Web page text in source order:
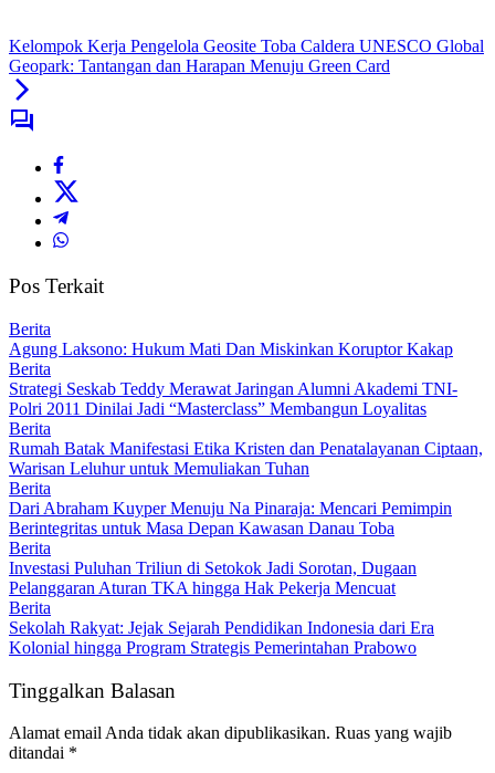
Kelompok Kerja Pengelola Geosite Toba Caldera UNESCO Global
Geopark: Tantangan dan Harapan Menuju Green Card
Pos Terkait
Berita
Agung Laksono: Hukum Mati Dan Miskinkan Koruptor Kakap
Berita
Strategi Seskab Teddy Merawat Jaringan Alumni Akademi TNI-
Polri 2011 Dinilai Jadi “Masterclass” Membangun Loyalitas
Berita
Rumah Batak Manifestasi Etika Kristen dan Penatalayanan Ciptaan,
Warisan Leluhur untuk Memuliakan Tuhan
Berita
Dari Abraham Kuyper Menuju Na Pinaraja: Mencari Pemimpin
Berintegritas untuk Masa Depan Kawasan Danau Toba
Berita
Investasi Puluhan Triliun di Setokok Jadi Sorotan, Dugaan
Pelanggaran Aturan TKA hingga Hak Pekerja Mencuat
Berita
Sekolah Rakyat: Jejak Sejarah Pendidikan Indonesia dari Era
Kolonial hingga Program Strategis Pemerintahan Prabowo
Tinggalkan Balasan
Alamat email Anda tidak akan dipublikasikan. Ruas yang wajib
ditandai *